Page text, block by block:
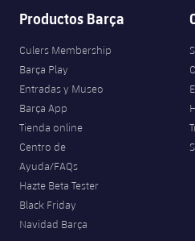
Jugadores
Fotos
Historia
Palmarés
Clasificaciones
Junior
Juvenil
Infantil
Alevín
Información general
plusicon
más
plusicon
más
Actualidad
Masculino
Femenino
Agenda
Baloncesto en silla de
plusicon
más
Actualidad
Jugadores
Calendario
Hockey sobre hielo
plusicon
más
Hockey hierba
plusicon
más
Productos Barça
Culers Membership
Barça Play
Entradas y Museo
Barça App
Tienda online
Centro de
Ayuda/FAQs
Hazte Beta Tester
Black Friday
Navidad Barça